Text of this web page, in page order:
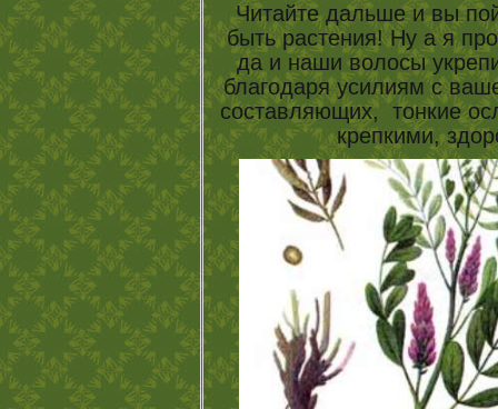
Читайте дальше и вы
быть растения! Ну а я
да и наши волосы
благодаря усилиям с
составляющих, тонкие
крепкими,